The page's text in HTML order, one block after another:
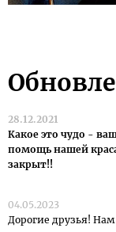
28.12.2021
Какое это чудо -
помощь нашей
закрыт!!
04.05.2023
Дорогие друзья!